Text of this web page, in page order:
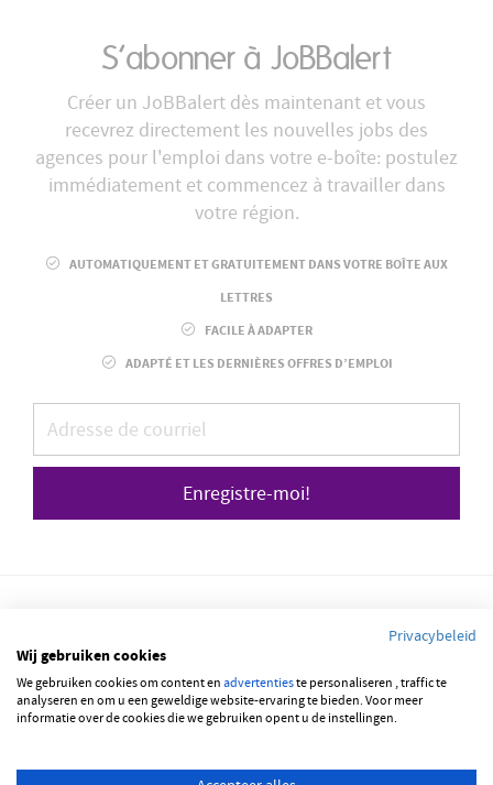
S’abonner à JoBBalert
Créer un JoBBalert dès maintenant et vous
recevrez directement les nouvelles jobs des
agences pour l'emploi dans votre e-boîte: postulez
immédiatement et commencez à travailler dans
votre région.
AUTOMATIQUEMENT ET GRATUITEMENT DANS VOTRE BOÎTE AUX
LETTRES
FACILE À ADAPTER
ADAPTÉ ET LES DERNIÈRES OFFRES D’EMPLOI
Enregistre-moi!
© 2026 JOBBSQUARE
NEDERLANDS FRANÇAIS
Privacybeleid
Wij gebruiken cookies
We gebruiken cookies om content en advertentieste personaliseren , traffic te
analyseren en om u een geweldige website-ervaring te bieden. Voor meer
informatie over de cookies die we gebruiken opent u de instellingen.